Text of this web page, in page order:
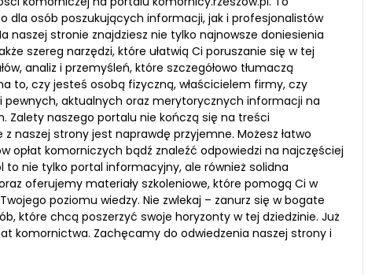
dla osób poszukujących informacji, jak i profesjonalistów
naszej stronie znajdziesz nie tylko najnowsze doniesienia
szereg narzędzi, które ułatwią Ci poruszanie się w tej
analiz i przemyśleń, które szczegółowo tłumaczą
to, czy jesteś osobą fizyczną, właścicielem firmy, czy
aktualnych oraz merytorycznych informacji na
Zalety naszego portalu nie kończą się na treści
naszej strony jest naprawdę przyjemne. Możesz łatwo
komorniczych bądź znaleźć odpowiedzi na najczęściej
nie tylko portal informacyjny, ale również solidna
oferujemy materiały szkoleniowe, które pomogą Ci w
poziomu wiedzy. Nie zwlekaj – zanurz się w bogate
które chcą poszerzyć swoje horyzonty w tej dziedzinie. Już
komornictwa. Zachęcamy do odwiedzenia naszej strony i